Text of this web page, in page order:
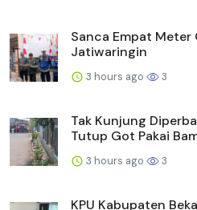
Sanca Empat Meter
Jatiwaringin
3 hours ago 3
Tak Kunjung
Tutup Got Pakai
3 hours ago 3
KPU Kabupaten